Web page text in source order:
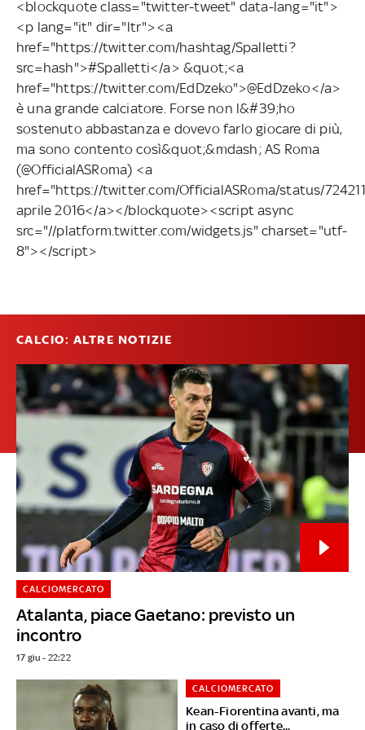
<blockquote class="twitter-tweet" data-lang="it">
<p lang="it" dir="ltr"><a
href="https://twitter.com/hashtag/Spalletti?
src=hash">#Spalletti</a> &quot;<a
href="https://twitter.com/EdDzeko">@EdDzeko</a>
è una grande calciatore. Forse non l&#39;ho
sostenuto abbastanza e dovevo farlo giocare di più,
ma sono contento così&quot;&mdash; AS Roma
(@OfficialASRoma) <a
href="https://twitter.com/OfficialASRoma/status/
aprile 2016</a></blockquote><script async
src="//platform.twitter.com/widgets.js" charset="utf-
8"></script>
CALCIO: ALTRE NOTIZIE
Atalanta, piace Gaetano: previsto un
incontro
CALCIOMERCATO
17 giu - 22:22
Kean-Fiorentina avanti, ma
in caso di offerte...
CALCIOMERCATO